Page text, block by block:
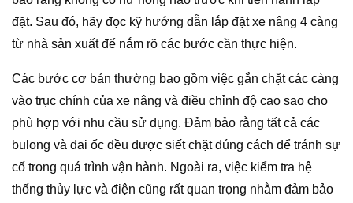
đặt. Sau đó, hãy đọc kỹ hướng dẫn lắp đặt xe nâng 4 càng
từ nhà sản xuất để nắm rõ các bước cần thực hiện.
Các bước cơ bản thường bao gồm việc gắn chặt các càng
vào trục chính của xe nâng và điều chỉnh độ cao sao cho
phù hợp với nhu cầu sử dụng. Đảm bảo rằng tất cả các
bulong và đai ốc đều được siết chặt đúng cách để tránh sự
cố trong quá trình vận hành. Ngoài ra, việc kiểm tra hệ
thống thủy lực và điện cũng rất quan trọng nhằm đảm bảo